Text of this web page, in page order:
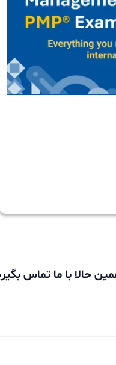
حالا با ما تماس